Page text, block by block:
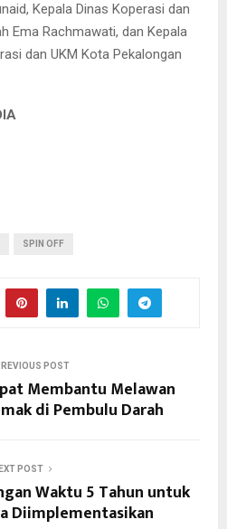
Kepala Dinas Koperasi dan
Ema Rachmawati, dan Kepala
dan UKM Kota Pekalongan
SPIN OFF
POST
Membantu Melawan
di Pembulu Darah
POST
Waktu 5 Tahun untuk
Diimplementasikan